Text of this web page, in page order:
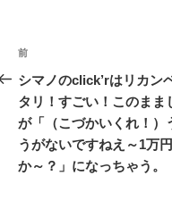
投
稿
ナ
ビ
ゲ
前
の
投
稿
前
シマノのclick’rはリカン
タリ！すごい！このまま
が「（こづかいくれ！）
うがないですねえ～1万
か～？」になっちゃう。